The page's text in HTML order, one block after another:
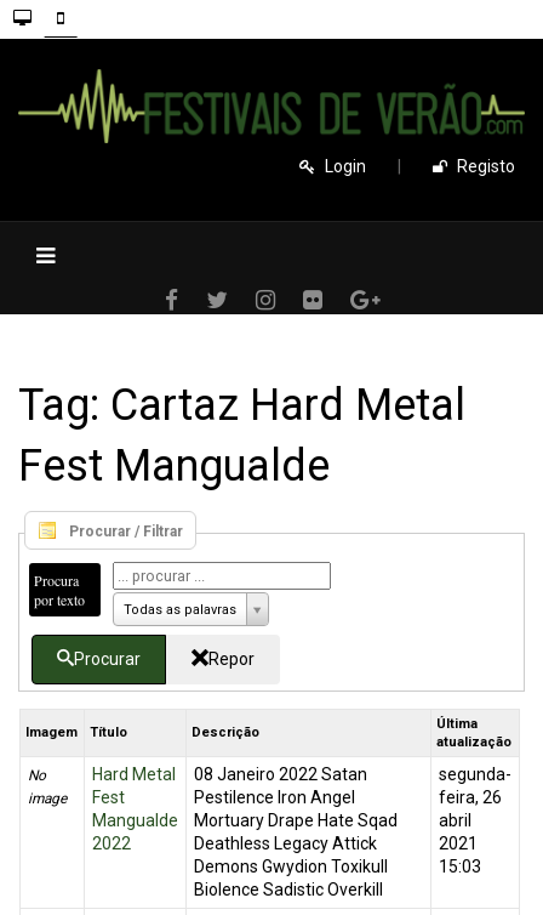
Login Registo
Tag: Cartaz Hard Metal
Fest Mangualde
Procurar / Filtrar
Procura
por texto
Todas as palavras
Procurar Repor
Imagem Título Descrição
Última
atualização
No
image
Hard Metal
Fest
Mangualde
2022
08 Janeiro 2022 Satan
Pestilence Iron Angel
Mortuary Drape Hate Sqad
Deathless Legacy Attick
Demons Gwydion Toxikull
Biolence Sadistic Overkill
segunda-
feira, 26
abril
2021
15:03